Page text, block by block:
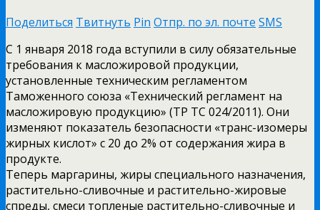
Поделиться Твитнуть Pin Отпр. по эл. почте SMS
С 1 января 2018 года вступили в силу обязательные
требования к масложировой продукции,
установленные техническим регламентом
Таможенного союза «Технический регламент на
масложировую продукцию» (ТР ТС 024/2011). Они
изменяют показатель безопасности «транс-изомеры
жирных кислот» с 20 до 2% от содержания жира в
продукте.
Теперь маргарины, жиры специального назначения,
растительно-сливочные и растительно-жировые
спреды, смеси топленые растительно-сливочные и